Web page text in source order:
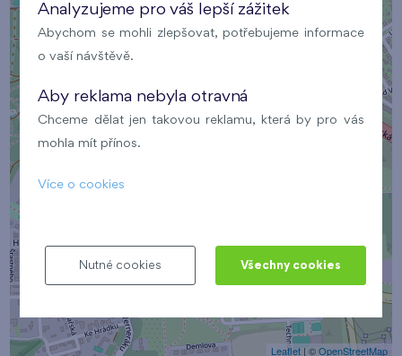
Místo setkání
Leaflet| ©OpenStreetMap
Analyzujeme pro váš lepší zážitek
Abychom se mohli zlepšovat, potřebujeme informace
o vaší návštěvě.
Aby reklama nebyla otravná
Chceme dělat jen takovou reklamu, která by pro vás
mohla mít přínos.
Více o cookies
Nutné cookies Všechny cookies